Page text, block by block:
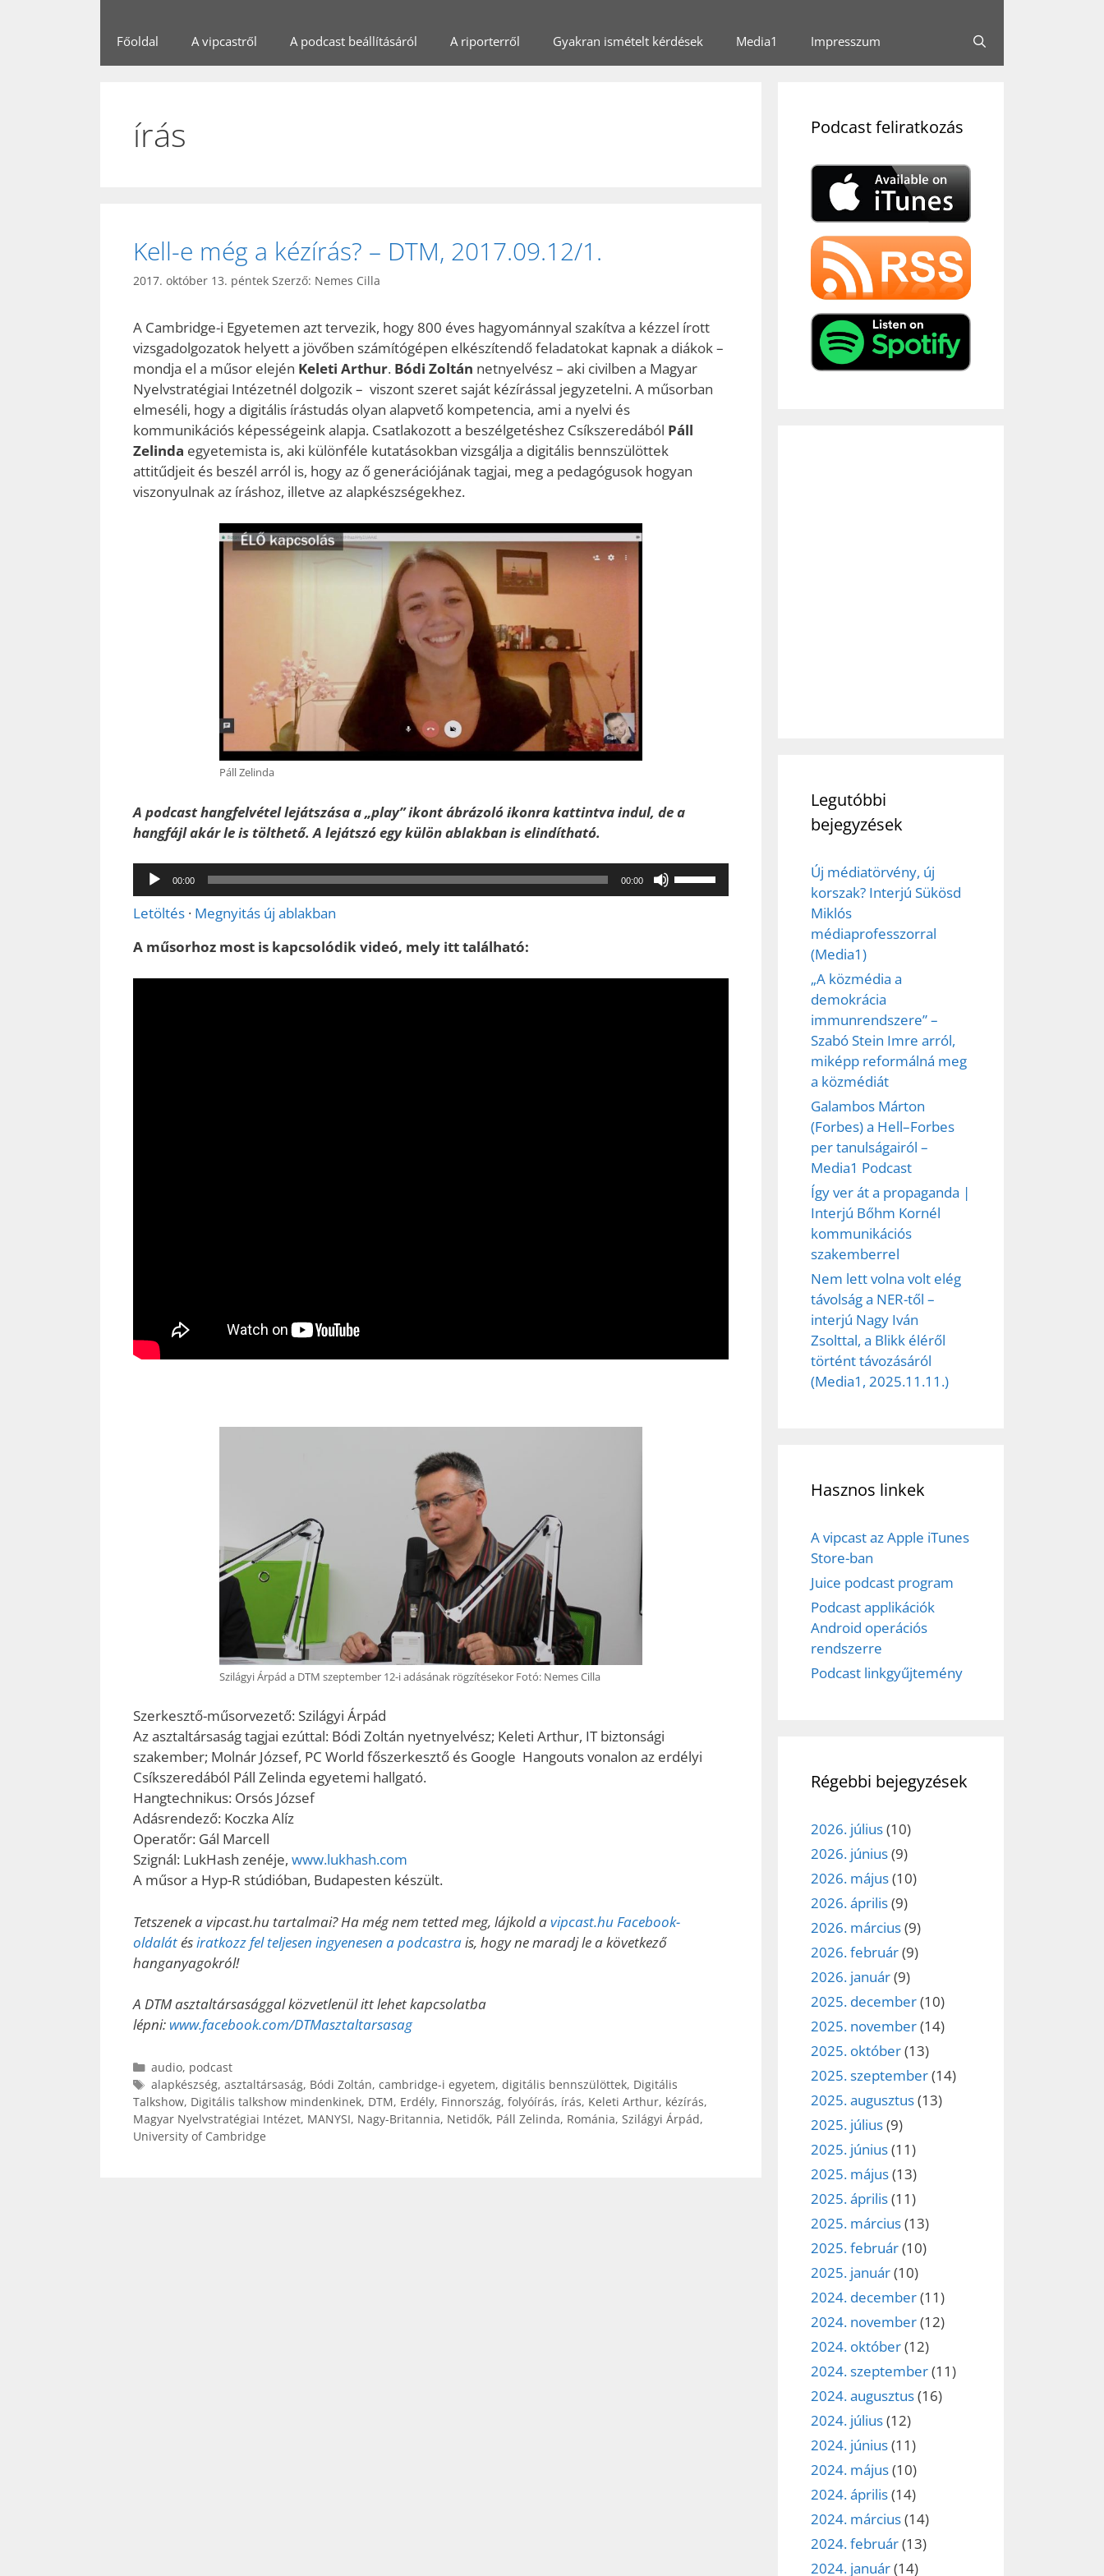
Főoldal A vipcastről A podcast beállításáról A riporterről Gyakran ismételt kérdések Media1 Impresszum
írás
Kell-e még a kézírás? – DTM, 2017.09.12/1.
2017. október 13. péntek Szerző: Nemes Cilla
A Cambridge-i Egyetemen azt tervezik, hogy 800 éves hagyománnyal szakítva a kézzel írott
vizsgadolgozatok helyett a jövőben számítógépen elkészítendő feladatokat kapnak a diákok –
mondja el a műsor elején Keleti Arthur. Bódi Zoltán netnyelvész – aki civilben a Magyar
Nyelvstratégiai Intézetnél dolgozik – viszont szeret saját kézírással jegyzetelni. A műsorban
elmeséli, hogy a digitális írástudás olyan alapvető kompetencia, ami a nyelvi és
kommunikációs képességeink alapja. Csatlakozott a beszélgetéshez Csíkszeredából Páll
Zelinda egyetemista is, aki különféle kutatásokban vizsgálja a digitális bennszülöttek
attitűdjeit és beszél arról is, hogy az ő generációjának tagjai, meg a pedagógusok hogyan
viszonyulnak az íráshoz, illetve az alapkészségekhez.
Páll Zelinda
A podcast hangfelvétel lejátszása a „play” ikont ábrázoló ikonra kattintva indul, de a
hangfájl akár le is tölthető. A lejátszó egy külön ablakban is elindítható.
Audió
lejátszó
00:00 00:00
A
hangerő
a
Letöltés · Megnyitás új ablakban
A műsorhoz most is kapcsolódik videó, mely itt található:
Szilágyi Árpád a DTM szeptember 12-i adásának rögzítésekor Fotó: Nemes Cilla
Szerkesztő-műsorvezető: Szilágyi Árpád
Az asztaltársaság tagjai ezúttal: Bódi Zoltán nyetnyelvész; Keleti Arthur, IT biztonsági
szakember; Molnár József, PC World főszerkesztő és Google Hangouts vonalon az erdélyi
Csíkszeredából Páll Zelinda egyetemi hallgató.
Hangtechnikus: Orsós József
Adásrendező: Koczka Alíz
Operatőr: Gál Marcell
Szignál: LukHash zenéje, www.lukhash.com
A műsor a Hyp-R stúdióban, Budapesten készült.
Tetszenek a vipcast.hu tartalmai? Ha még nem tetted meg, lájkold avipcast.hu Facebook-
oldalátésiratkozz fel teljesen ingyenesen a podcastrais, hogy ne maradj le a következő
hanganyagokról!
A DTM asztaltársasággal közvetlenül itt lehet kapcsolatba
lépni: www.facebook.com/DTMasztaltarsasag
Kategória
audio, podcast
Címkék
alapkészség, asztaltársaság, Bódi Zoltán, cambridge-i egyetem, digitális bennszülöttek, Digitális
Talkshow, Digitális talkshow mindenkinek, DTM, Erdély, Finnország, folyóírás, írás, Keleti Arthur, kézírás,
Magyar Nyelvstratégiai Intézet, MANYSI, Nagy-Britannia, Netidők, Páll Zelinda, Románia, Szilágyi Árpád,
University of Cambridge
Podcast feliratkozás
Legutóbbi
bejegyzések
Új médiatörvény, új
korszak? Interjú Sükösd
Miklós
médiaprofesszorral
(Media1)
„A közmédia a
demokrácia
immunrendszere” –
Szabó Stein Imre arról,
miképp reformálná meg
a közmédiát
Galambos Márton
(Forbes) a Hell–Forbes
per tanulságairól –
Media1 Podcast
Így ver át a propaganda |
Interjú Bőhm Kornél
kommunikációs
szakemberrel
Nem lett volna volt elég
távolság a NER-től –
interjú Nagy Iván
Zsolttal, a Blikk éléről
történt távozásáról
(Media1, 2025.11.11.)
Hasznos linkek
A vipcast az Apple iTunes
Store-ban
Juice podcast program
Podcast applikációk
Android operációs
rendszerre
Podcast linkgyűjtemény
Régebbi bejegyzések
2026. július(10)
2026. június(9)
2026. május(10)
2026. április(9)
2026. március(9)
2026. február(9)
2026. január(9)
2025. december(10)
2025. november(14)
2025. október(13)
2025. szeptember(14)
2025. augusztus(13)
2025. július(9)
2025. június(11)
2025. május(13)
2025. április(11)
2025. március(13)
2025. február(10)
2025. január(10)
2024. december(11)
2024. november(12)
2024. október(12)
2024. szeptember(11)
2024. augusztus(16)
2024. július(12)
2024. június(11)
2024. május(10)
2024. április(14)
2024. március(14)
2024. február(13)
2024. január(14)